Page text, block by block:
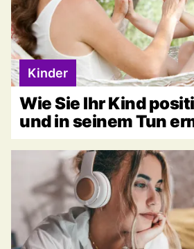
Kinder
Wie Sie Ihr Kind
und in seinem Tun